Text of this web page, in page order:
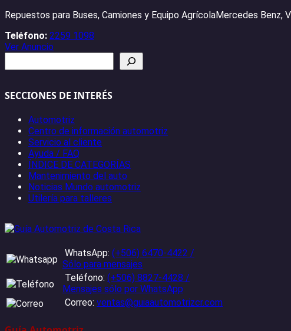
Repuestos para Buses, Camiones y Equipo AgrícolaMercedes Benz,
Teléfono: 2259 1098
Ver Anuncio
SECCIONES DE INTERÉS
Automotriz
Centro de información automotriz
Servicio al cliente
Ayuda / FAQ
ÍNDICE DE CATEGORÍAS
Mantenimiento del auto
Noticias Mundo automotriz
Utilería para talleres
WhatsApp: (+506) 6470-4422 /
Sólo para mensajes
Teléfono: (+506) 8827-4428 /
Mensajes sólo por WhatsApp
Correo: ventas@guiaautomotrizcr.com